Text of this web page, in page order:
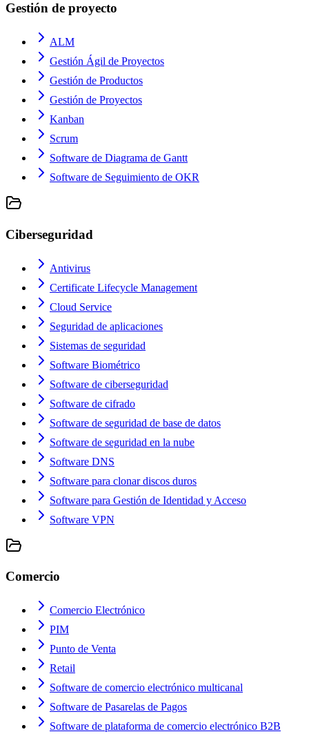
Gestión de proyecto
ALM
Gestión Ágil de Proyectos
Gestión de Productos
Gestión de Proyectos
Kanban
Scrum
Software de Diagrama de Gantt
Software de Seguimiento de OKR
Ciberseguridad
Antivirus
Certificate Lifecycle Management
Cloud Service
Seguridad de aplicaciones
Sistemas de seguridad
Software Biométrico
Software de ciberseguridad
Software de cifrado
Software de seguridad de base de datos
Software de seguridad en la nube
Software DNS
Software para clonar discos duros
Software para Gestión de Identidad y Acceso
Software VPN
Comercio
Comercio Electrónico
PIM
Punto de Venta
Retail
Software de comercio electrónico multicanal
Software de Pasarelas de Pagos
Software de plataforma de comercio electrónico B2B